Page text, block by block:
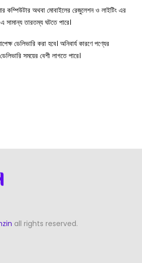
কম্পিউটার অথবা মোবাইলের রেজুলেশন ও লাইটিং এর
তারতম্য ঘটতে পারে।
ডেলিভারি করা হবে। অনিবার্য কারণে পণ্যের
সময়ের বেশী লাগতে পারে।
all rights reserved.